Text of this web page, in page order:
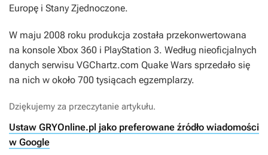
Europę i Stany Zjednoczone.
W maju 2008 roku produkcja została przekonwertowana
na konsole Xbox 360 i PlayStation 3. Według nieoficjalnych
danych serwisu VGChartz.com Quake Wars sprzedało się
na nich w około 700 tysiącach egzemplarzy.
Dziękujemy za przeczytanie artykułu.
Ustaw GRYOnline.pl jako preferowane źródło wiadomości
w Google